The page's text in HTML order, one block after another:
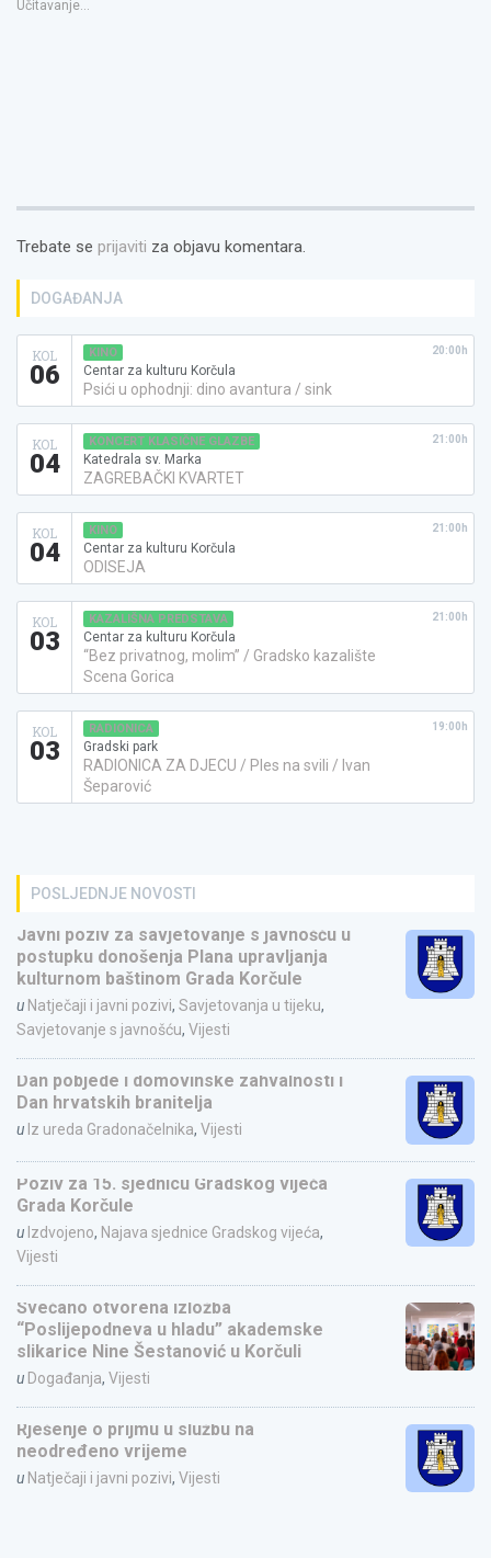
Učitavanje...
Trebate se prijaviti za objavu komentara.
DOGAĐANJA
KOL
06
KINO
Centar za kulturu Korčula
Psići u ophodnji: dino avantura / sink
20:00h
KOL
04
KONCERT KLASIČNE GLAZBE
Katedrala sv. Marka
ZAGREBAČKI KVARTET
21:00h
KOL
04
KINO
Centar za kulturu Korčula
ODISEJA
21:00h
KOL
03
KAZALIŠNA PREDSTAVA
Centar za kulturu Korčula
“Bez privatnog, molim” / Gradsko kazalište
Scena Gorica
21:00h
KOL
03
RADIONICA
Gradski park
RADIONICA ZA DJECU / Ples na svili / Ivan
Šeparović
19:00h
POSLJEDNJE NOVOSTI
Javni poziv za savjetovanje s javnošću u
postupku donošenja Plana upravljanja
kulturnom baštinom Grada Korčule
u Natječaji i javni pozivi, Savjetovanja u tijeku,
Savjetovanje s javnošću, Vijesti
Dan pobjede i domovinske zahvalnosti i
Dan hrvatskih branitelja
u Iz ureda Gradonačelnika, Vijesti
Poziv za 15. sjednicu Gradskog vijeća
Grada Korčule
u Izdvojeno, Najava sjednice Gradskog vijeća,
Vijesti
Svečano otvorena izložba
“Poslijepodneva u hladu” akademske
slikarice Nine Šestanović u Korčuli
u Događanja, Vijesti
Rješenje o prijmu u službu na
neodređeno vrijeme
u Natječaji i javni pozivi, Vijesti